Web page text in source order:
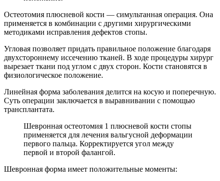
Остеотомия плюсневой кости — симультанная операция. Она
применяется в комбинации с другими хирургическими
методиками исправления дефектов стопы.
Угловая позволяет придать правильное положение благодаря
двухстороннему иссечению тканей. В ходе процедуры хирург
вырезает ткани под углом с двух сторон. Кости становятся в
физиологическое положение.
Линейная форма заболевания делится на косую и поперечную.
Суть операции заключается в выравнивании с помощью
трансплантата.
Шевронная остеотомия 1 плюсневой кости стопы
применяется для лечения вальгусной деформации
первого пальца. Корректируется угол между
первой и второй фалангой.
Шевронная форма имеет положительные моменты: